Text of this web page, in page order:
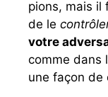
pions, mais il
de le
votre
comme dans
une façon de